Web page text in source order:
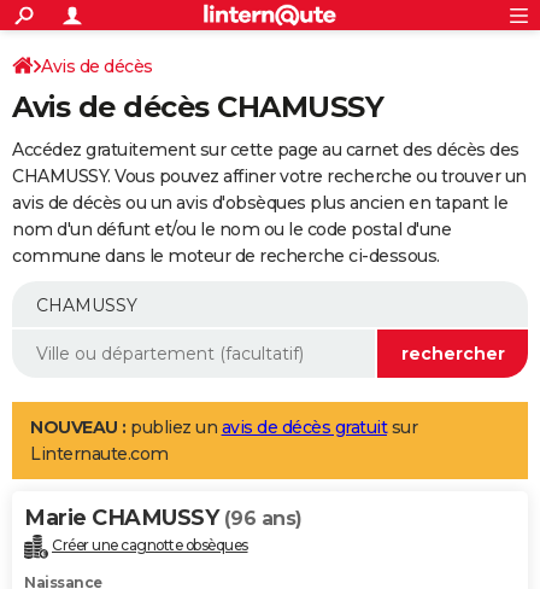
ACTUALITÉS
Politique
Société
Faits Divers
Education
Monde
Villes
+
SPORT
Coupe du monde 2026
Football
Tennis
Cyclisme
Rugby
Forum
Programme TV
TNT
Streaming
Cinéma
Sorties cinéma
Musique
+
FINANCE
Retraite
Epargne
Immobilier
Risques naturels par ville
Banque
Assurance
AUTO
Essais
Réserver un essai
Citadines
Berlines
SUV
Forum auto
+
Mobiles
Meilleur smartphone
Internet
Ordinateurs
Jeux vidéo
Guide high-tech
Aménagement intérieur
LIFESTYLE
Art de vivre
Bien-être
Loisirs
Mode
Modes de vie
Alimentation
Guide de la santé
Maladies
Médicaments
Sommeil
VOYAGE
Destinations
City break
Voyage nature
Voyage de noces
Forum
Climat
+PHOTO
Avis de décès
Avis de décès CHAMUSSY
Accédez gratuitement sur cette page au carnet des décès des
CHAMUSSY. Vous pouvez affiner votre recherche ou trouver un
avis de décès ou un avis d'obsèques plus ancien en tapant le
nom d'un défunt et/ou le nom ou le code postal d'une
commune dans le moteur de recherche ci-dessous.
NOUVEAU : publiez un avis de décès gratuitsur
Linternaute.com
Marie CHAMUSSY (96 ans)
Créer une cagnotte obsèques
Naissance